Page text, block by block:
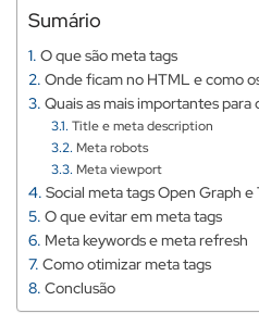
Sumário
O que são meta tags
Onde ficam no HTML e como
Quais as mais importantes para
Title e meta description
Meta robots
Meta viewport
Social meta tags Open Graph
O que evitar em meta tags
Meta keywords e meta refresh
Como otimizar meta tags
Conclusão